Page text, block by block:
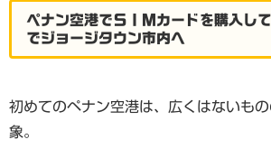
ペナン空港でＳＩＭカードを購入し
でジョージタウン市内へ
初めてのペナン空港は、広くはないも
象。